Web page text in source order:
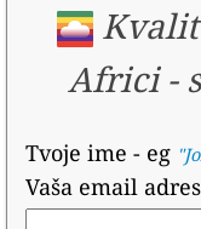
Africi-
Tvoje ime - eg
Vaša email